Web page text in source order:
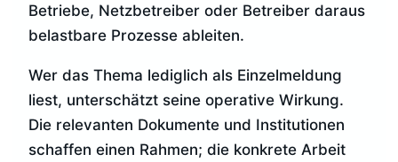
Betriebe, Netzbetreiber oder Betreiber daraus
belastbare Prozesse ableiten.
Wer das Thema lediglich als Einzelmeldung
liest, unterschätzt seine operative Wirkung.
Die relevanten Dokumente und Institutionen
schaffen einen Rahmen; die konkrete Arbeit